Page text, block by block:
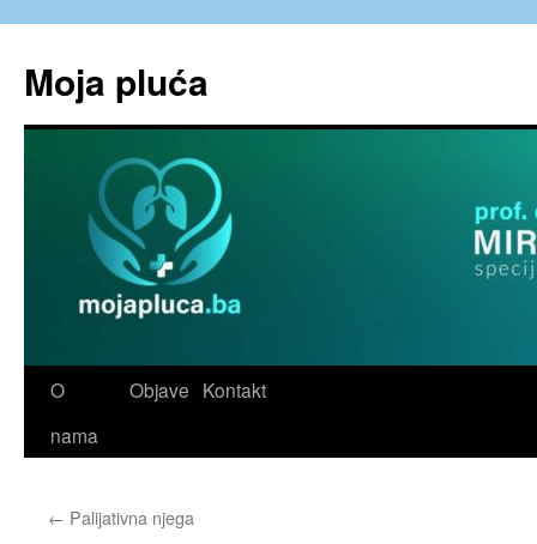
content
Moja pluća
O
nama
Objave Kontakt
← Palijativna njega